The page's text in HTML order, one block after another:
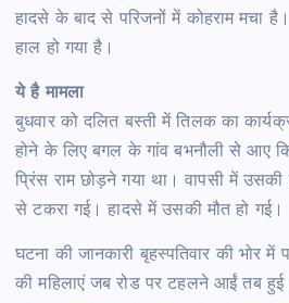
हादसे के बाद से परिजनों में कोहराम मचा है।
हाल हो गया है।
ये है मामला
बुधवार को दलित बस्ती में तिलक का
होने के लिए बगल के गांव बभनौली से आए
प्रिंस राम छोड़ने गया था। वापसी में
से टकरा गई। हादसे में उसकी मौत हो गई।
घटना की जानकारी बृहस्पतिवार की भोर में
की महिलाएं जब रोड पर टहलने आईं तब